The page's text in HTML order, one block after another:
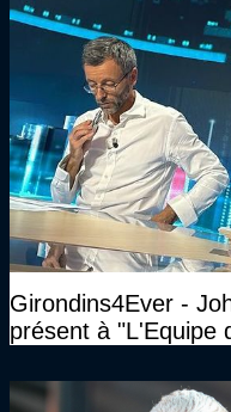
Girondins4Ever -
présent à "L'Equipe